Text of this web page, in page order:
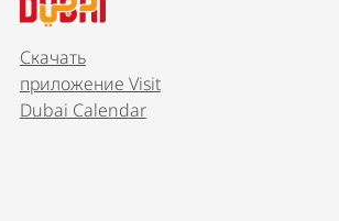
Скачать
приложение Visit
Dubai Calendar